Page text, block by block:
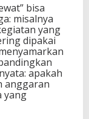
bisa
misalnya
yang
dipakai
apakah
anggaran
yang